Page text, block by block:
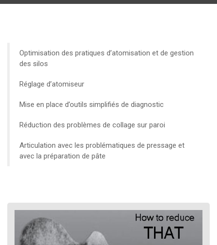
Optimisation des pratiques d’atomisation et de gestion
des silos
Réglage d’atomiseur
Mise en place d’outils simplifiés de diagnostic
Réduction des problèmes de collage sur paroi
Articulation avec les problématiques de pressage et
avec la préparation de pâte